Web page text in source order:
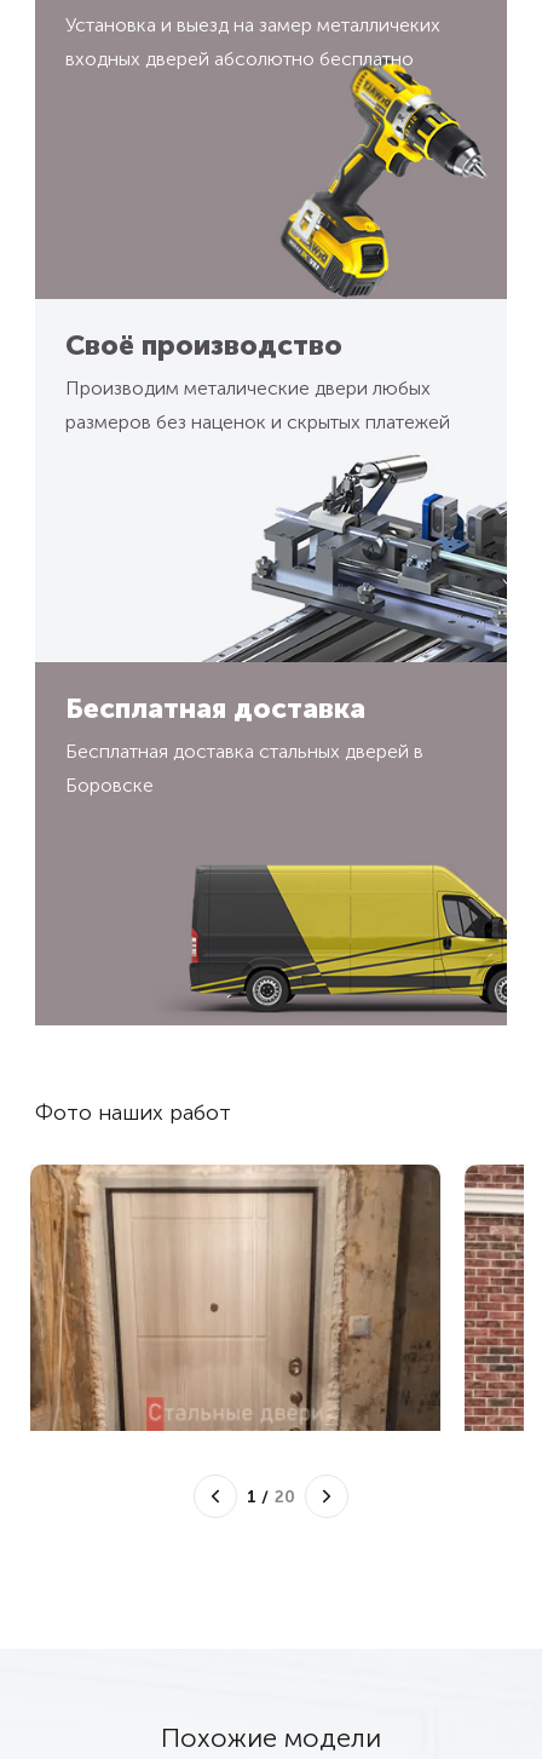
Установка и выезд на замер металличеких
входных дверей абсолютно бесплатно
Своё производство
Производим металические двери любых
размеров без наценок и скрытых платежей
Бесплатная доставка
Бесплатная доставка стальных дверей в
Боровске
Фото наших работ
1 / 20
Похожие модели